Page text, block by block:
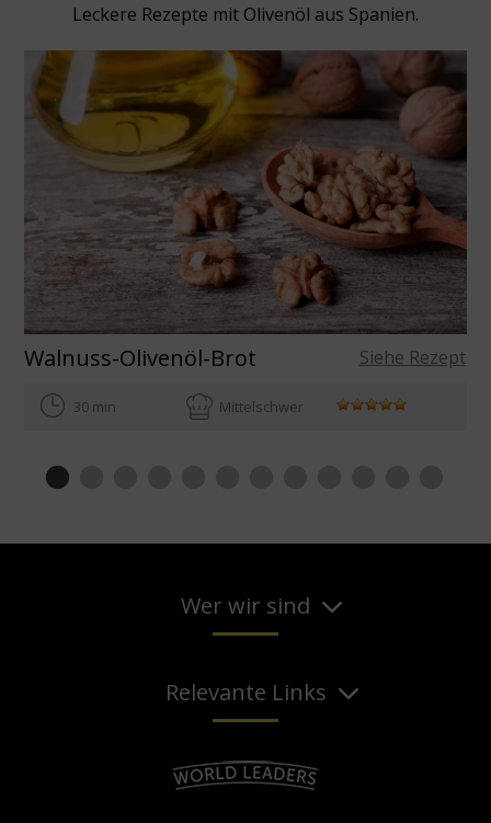
Leckere Rezepte mit Olivenöl aus Spanien.
Walnuss-Olivenöl-Brot Siehe Rezept
30 min Mittelschwer
Wer wir sind
Relevante Links